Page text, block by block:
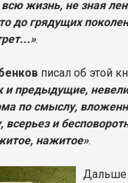
жизнь, не зная
до грядущих
.
писал об этой
и предыдущие,
по смыслу,
всерьез и
нажитое».
Дальше